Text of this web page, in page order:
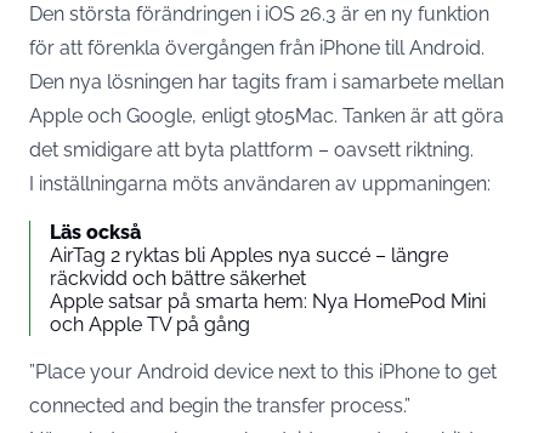
Den största förändringen i iOS 26.3 är en ny funktion
för att förenkla övergången från iPhone till Android.
Den nya lösningen har tagits fram i samarbete mellan
Apple och Google, enligt 9to5Mac. Tanken är att göra
det smidigare att byta plattform – oavsett riktning.
I inställningarna möts användaren av uppmaningen:
Läs också
AirTag 2 ryktas bli Apples nya succé – längre
räckvidd och bättre säkerhet
Apple satsar på smarta hem: Nya HomePod Mini
och Apple TV på gång
”Place your Android device next to this iPhone to get
connected and begin the transfer process.”